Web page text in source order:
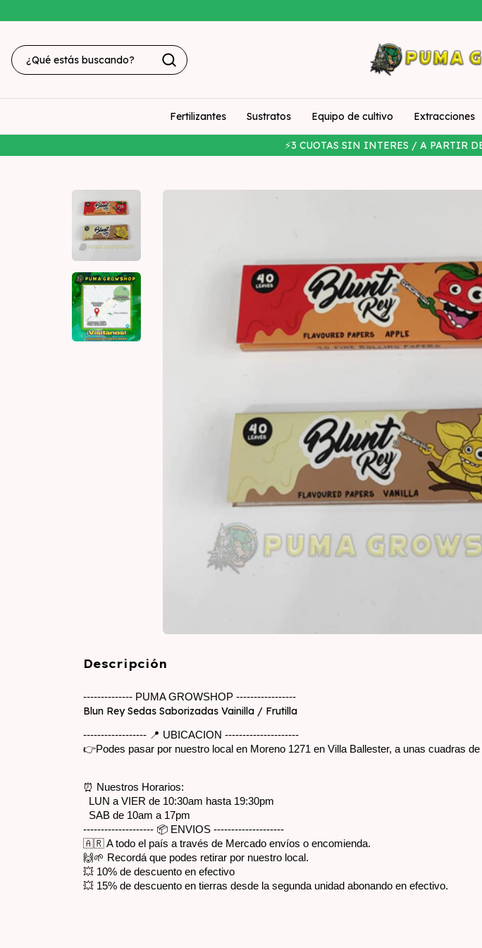
⚡3 CUOTAS SIN INTERES / A PARTIR
Fertilizantes Sustratos Equipo de cultivo Extracciones
Descripción
-------------- PUMA GROWSHOP -----------------
Blun Rey Sedas Saborizadas Vainilla / Frutilla
------------------ 📍 UBICACION ---------------------
👉Podes pasar por nuestro local en Moreno 1271 en Villa Ballester, a unas cuadras
⏰ Nuestros Horarios:
LUN a VIER de 10:30am hasta 19:30pm
SAB de 10am a 17pm
-------------------- 📦 ENVIOS --------------------
🇦🇷 A todo el país a través de Mercado envíos o encomienda.
🙌🌱 Recordá que podes retirar por nuestro local.
💥 10% de descuento en efectivo
💥 15% de descuento en tierras desde la segunda unidad abonando en efectivo.